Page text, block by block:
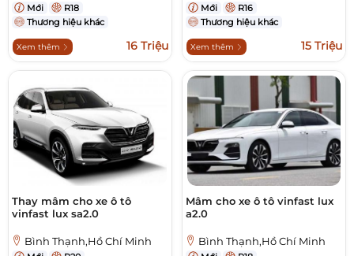
Mới
R18
Thương hiệu khác
Xem thêm 16 Triệu
Mới
R16
Thương hiệu khác
Xem thêm 15 Triệu
Thay mâm cho xe ô tô
vinfast lux sa2.0
Bình Thạnh,Hồ Chí Minh
Mâm cho xe ô tô vinfast lux
a2.0
Bình Thạnh,Hồ Chí Minh